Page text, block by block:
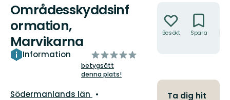
Områdesskyddsinf
ormation,
Marvikarna
Information
av
5
stjärnor
betygsätt
denna plats!
Län:
Södermanlands län
Besökt Spara
Ta dig hit